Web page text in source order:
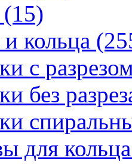
кольца
с
без
для